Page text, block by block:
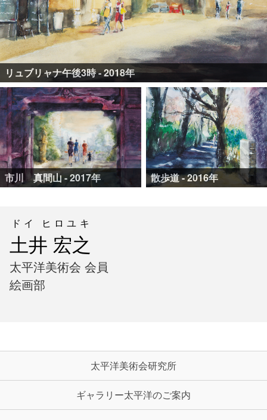
リュブリャナ午後3時 - 2018年
市川 真間山 - 2017年 散歩道 - 2016年
土井 宏之
ドイ ヒロユキ
太平洋美術会 会員
絵画部
太平洋美術会研究所
ギャラリー太平洋のご案内